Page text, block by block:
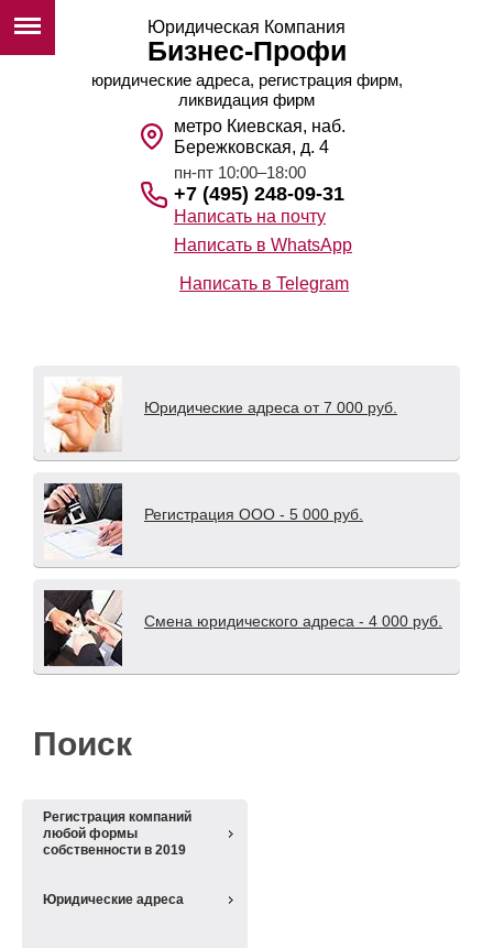
Юридическая Компания
Бизнес-Профи
юридические адреса, регистрация фирм,
ликвидация фирм
метро Киевская, наб.
Бережковская, д. 4
пн-пт 10:00–18:00
+7 (495) 248-09-31
Написать на почту
Написать в WhatsApp
Написать в Telegram
Регистрация компаний
любой формы
собственности в 2019
Юридические адреса
Юридические адреса от 7 000 руб.
Регистрация ООО - 5 000 руб.
Смена юридического адреса - 4 000 руб.
Поиск